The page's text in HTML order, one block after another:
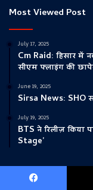
Most Viewed Post
July 17, 2025
Cm Raid: हिसार में
सीएम फ्लाइंग की
June 19, 2025
Sirsa News: SHO
July 19, 2025
BTS ने रिलीज़ किया
Stage’